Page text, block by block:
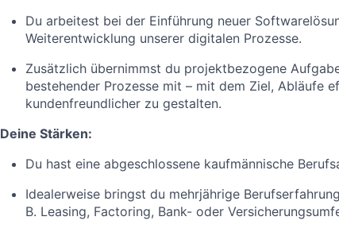
Du arbeitest bei der Einführung neuer
Weiterentwicklung unserer digitalen Prozesse.
Zusätzlich übernimmst du projektbezogene
bestehender Prozesse mit – mit dem Ziel, Abläufe
kundenfreundlicher zu gestalten.
Deine Stärken:
Du hast eine abgeschlossene kaufmännische
Idealerweise bringst du mehrjährige
B. Leasing, Factoring, Bank- oder